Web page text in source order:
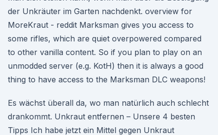
der Unkräuter im Garten nachdenkt. overview for
MoreKraut - reddit Marksman gives you access to
some rifles, which are quiet overpowered compared
to other vanilla content. So if you plan to play on an
unmodded server (e.g. KotH) then it is always a good
thing to have access to the Marksman DLC weapons!
Es wächst überall da, wo man natürlich auch schlecht
drankommt. Unkraut entfernen – Unsere 4 besten
Tipps Ich habe jetzt ein Mittel gegen Unkraut